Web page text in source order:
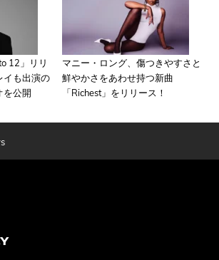
12」リリ
イも出演の
を公開
マニー・ロング、傷つきやすさと
鮮やかさをあわせ持つ新曲
「Richest」をリリース！